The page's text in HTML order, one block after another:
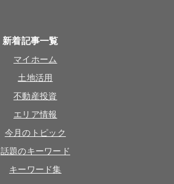
新着記事一覧
マイホーム
土地活用
不動産投資
エリア情報
今月のトピック
話題のキーワード
キーワード集